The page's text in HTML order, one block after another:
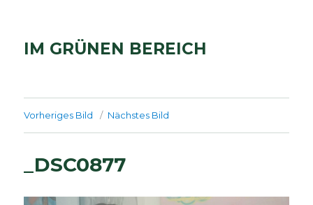
IM GRÜNEN BEREICH
Vorheriges Bild Nächstes Bild
_DSC0877